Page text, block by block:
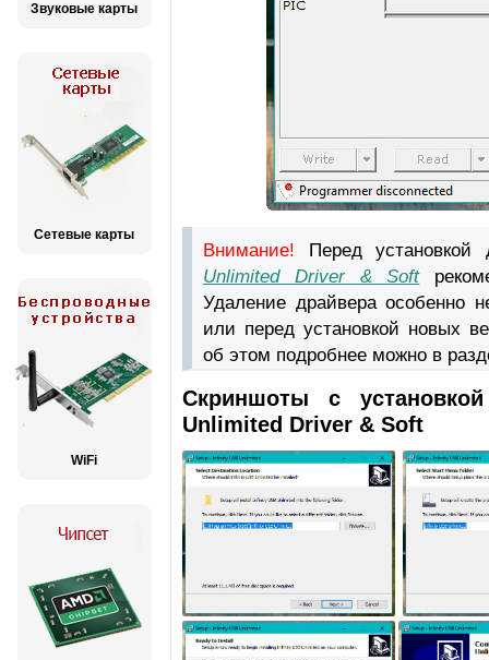
Звуковые карты
Сетевые карты
WiFi
Внимание! Перед установкой
Unlimited Driver & Soft
Удаление драйвера особенно
или перед установкой новых
об этом подробнее можно в
Скриншоты с
Unlimited Driver & Soft